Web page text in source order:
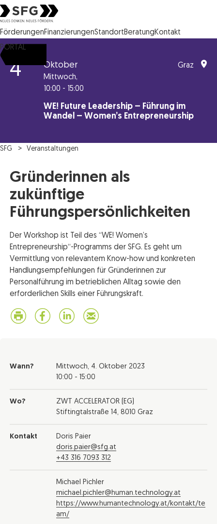
Steirische Wirtschaftsförderungsgesellschaft mbH SFG Logo
FörderungenFinanzierungenStandortBeratungKontakt
PORTAL
4 Oktober
Mittwoch,
10:00 - 15:00
WE! Future Leadership – Führung im
Wandel – Women’s Entrepreneurship
Graz
SFG Veranstaltungen
Gründerinnen als
zukünftige
Führungspersönlichkeiten
Der Workshop ist Teil des “WE! Women’s
Entrepreneurship“-Programms der SFG. Es geht um
Vermittlung von relevantem Know-how und konkreten
Handlungsempfehlungen für Gründerinnen zur
Personalführung im betrieblichen Alltag sowie den
erforderlichen Skills einer Führungskraft.
Wann? Mittwoch, 4. Oktober 2023
10:00 - 15:00
Wo?
ZWT ACCELERATOR (EG)
Stiftingtalstraße 14, 8010 Graz
Kontakt
Doris Paier
doris.paier@sfg.at
+43 316 7093 312
Michael Pichler
michael.pichler@human.technology.at
https://www.humantechnology.at/kontakt/te
am/